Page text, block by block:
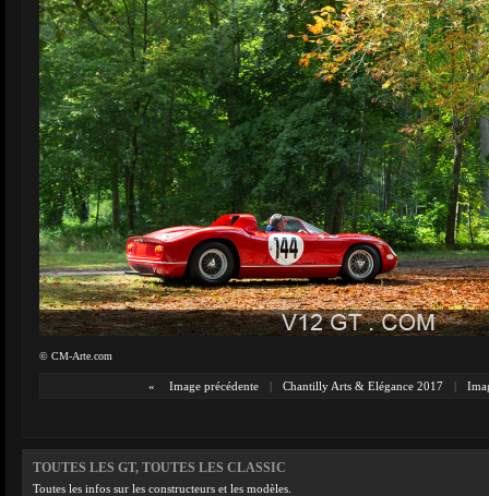
© CM-Arte.com
« Image précédente | Chantilly Arts & Elégance 2017 |
TOUTES LES GT, TOUTES LES CLASSIC
Toutes les infos sur les constructeurs et les modèles.